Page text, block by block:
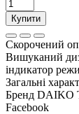
Купити
Скорочений
Вишуканий
індикатор
Загальні
Бренд DAIKO
Facebook